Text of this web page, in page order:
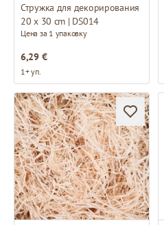
Стружка для декорирования
20 x 30 cm | DS014
Цена за 1 упаковку
6,29 €
1+ уп.